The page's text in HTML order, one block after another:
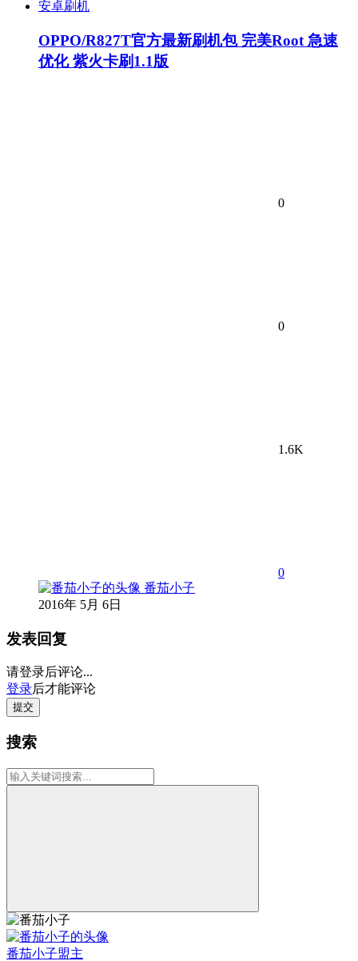
安卓刷机
OPPO/R827T官方最新刷机包 完美Root 急速
优化 紫火卡刷1.1版
0
0
1.6K
0
番茄小子
2016年 5月 6日
发表回复
请登录后评论...
登录后才能评论
提交
搜索
番茄小子盟主